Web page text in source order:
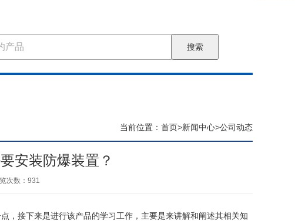
搜索
当前位置： 首页>新闻中心>公司动态
安装防爆装置？
次数： 931
，接下来是进行该产品的学习工作，主要是来讲解和阐述其相关知